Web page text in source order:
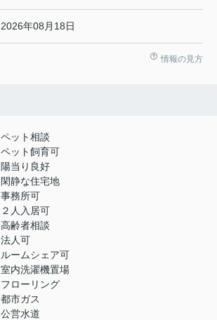
2026年08月18日
情報の見方
ペット相談
ペット飼育可
陽当り良好
閑静な住宅地
事務所可
２人入居可
高齢者相談
法人可
ルームシェア可
室内洗濯機置場
フローリング
都市ガス
公営水道